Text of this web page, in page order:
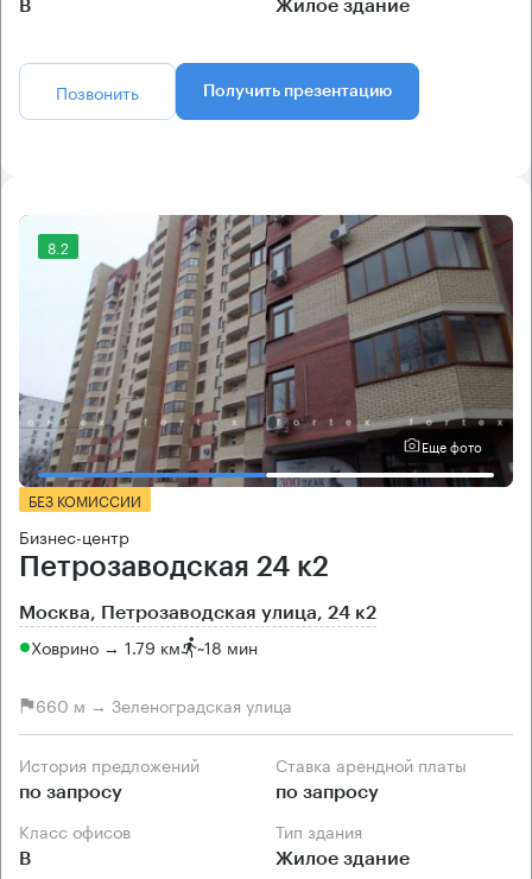
B Жилое здание
Позвонить Получить презентацию
8.2
Еще фото
БЕЗ КОМИССИИ
Бизнес-центр
Петрозаводская 24 к2
Москва, Петрозаводская улица, 24 к2
Ховрино → 1.79 км ~18 мин
660 м → Зеленоградская улица
История предложений
по запросу
Ставка арендной платы
по запросу
Класс офисов
B
Тип здания
Жилое здание